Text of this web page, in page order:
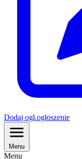
Dodaj ogł.ogłoszenie
Menu
Menu